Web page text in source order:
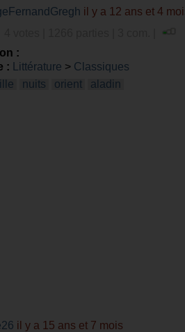
il y a 12 ans et 4
:
:
Littérature > Classiques
nuits orient aladin
il y a 15 ans et 7 mois